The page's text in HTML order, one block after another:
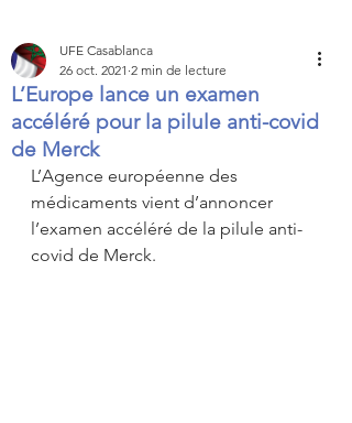
L’Europe lance un examen
accéléré pour la pilule anti-covid
de Merck
UFE Casablanca
26 oct. 2021 2 min de lecture
L’Agence européenne des
médicaments vient d’annoncer
l’examen accéléré de la pilule anti-
covid de Merck.